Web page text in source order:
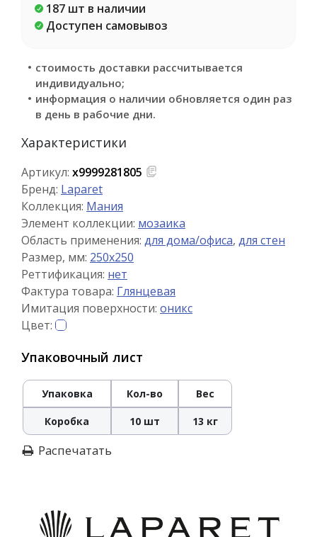
187 шт в наличии
Доступен самовывоз
стоимость доставки рассчитывается
индивидуально;
информация о наличии обновляется один раз
в день в рабочие дни.
Характеристики
Артикул: х9999281805
Бренд: Laparet
Коллекция: Мания
Элемент коллекции: мозаика
Область применения: для дома/офиса, для стен
Размер, мм: 250x250
Реттификация: нет
Фактура товара: Глянцевая
Имитация поверхности: оникс
Цвет:
Упаковочный лист
Упаковка Кол-во Вес
Коробка 10 шт 13 кг
Распечатать